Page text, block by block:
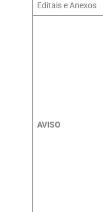
Editais e Anexos
AVISO